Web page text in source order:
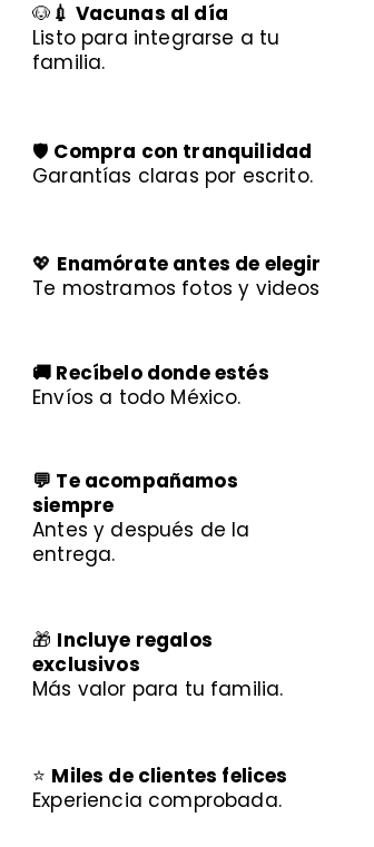
🐶 💉 Vacunas al día
Listo para integrarse a tu
familia.
🛡️ Compra con tranquilidad
Garantías claras por escrito.
💖 Enamórate antes de elegir
Te mostramos fotos y videos
🚚 Recíbelo donde estés
Envíos a todo México.
💬 Te acompañamos
siempre
Antes y después de la
entrega.
🎁 Incluye regalos
exclusivos
Más valor para tu familia.
⭐ Miles de clientes felices
Experiencia comprobada.